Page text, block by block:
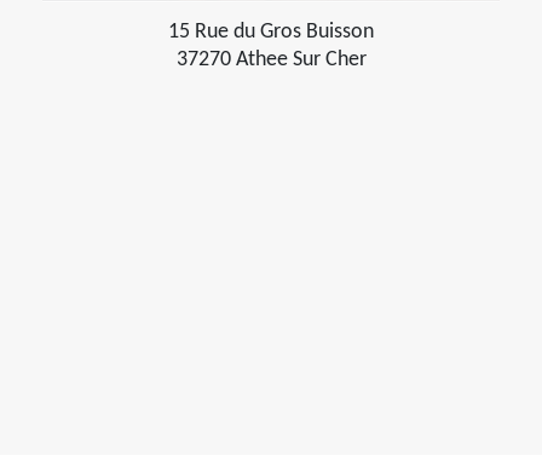
15 Rue du Gros Buisson
37270 Athee Sur Cher